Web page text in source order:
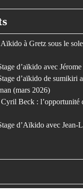
à Gretz sous le
d’aïkido avec
d’aïkido de sumikiri
(mars 2026)
Beck : l’opportunité
d’Aïkido avec Jean-